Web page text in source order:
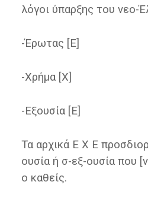
λόγοι ύπαρξης του νεο-
-Έρωτας [Ε]
-Χρήμα [Χ]
-Εξουσία [Ε]
Τα αρχικά Ε Χ Ε
ουσία ή σ-εξ-ουσία που
ο καθείς.